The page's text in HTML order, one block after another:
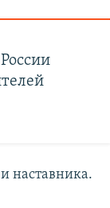
наставника.